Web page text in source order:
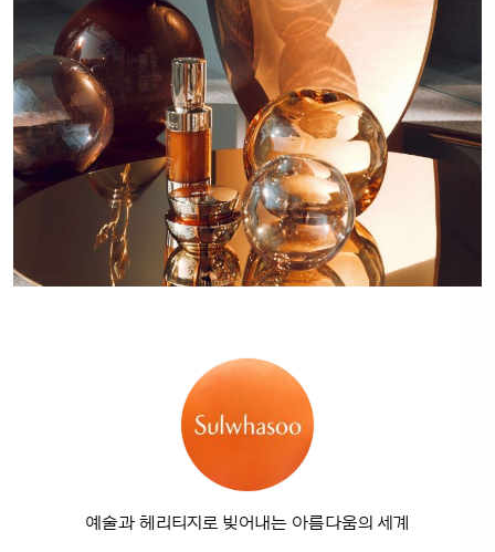
예술과 헤리티지로 빚어내는 아름다움의 세계